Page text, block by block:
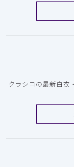
クラシコの最新白衣